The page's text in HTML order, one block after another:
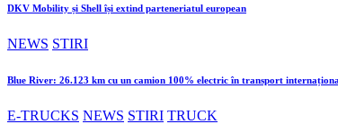
DKV Mobility și Shell își extind parteneriatul european
NEWS STIRI
Blue River: 26.123 km cu un camion 100% electric în transport
E-TRUCKS NEWS STIRI TRUCK